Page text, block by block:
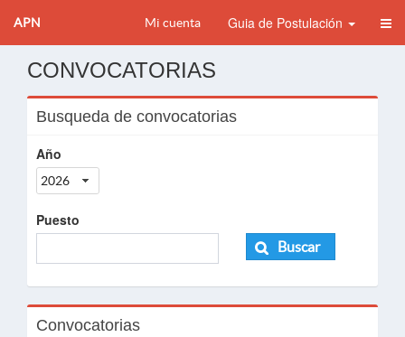
APN Mi cuenta Guia de Postulación
CONVOCATORIAS
Busqueda de convocatorias
Año
2026
Puesto
Buscar
Convocatorias